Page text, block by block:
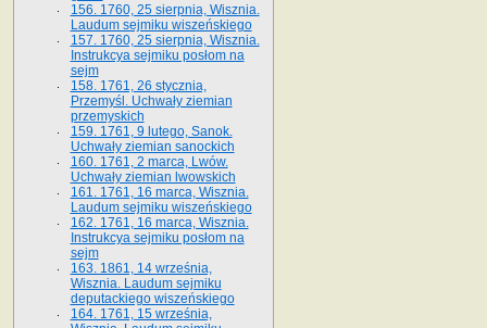
156. 1760, 25 sierpnia, Wisznia.
Laudum sejmiku wiszeńskiego
157. 1760, 25 sierpnia, Wisznia.
Instrukcya sejmiku posłom na
sejm
158. 1761, 26 stycznia,
Przemyśl. Uchwały ziemian
przemyskich
159. 1761, 9 lutego, Sanok.
Uchwały ziemian sanockich
160. 1761, 2 marca, Lwów.
Uchwały ziemian lwowskich
161. 1761, 16 marca, Wisznia.
Laudum sejmiku wiszeńskiego
162. 1761, 16 marca, Wisznia.
Instrukcya sejmiku posłom na
sejm
163. 1861, 14 września,
Wisznia. Laudum sejmiku
deputackiego wiszeńskiego
164. 1761, 15 września,